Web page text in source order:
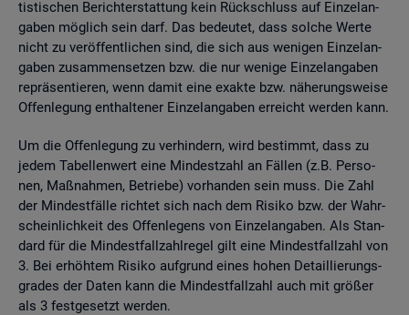
tis­ti­schen Be­richt­erstat­tung kein Rück­schluss auf Ein­zel­an­
ga­ben mög­lich sein darf. Das be­deu­tet, dass sol­che Werte
nicht zu ver­öf­fent­li­chen sind, die sich aus we­ni­gen Ein­zel­an­
ga­ben zu­sam­men­set­zen bzw. die nur we­ni­ge Ein­zel­an­ga­ben
re­prä­sen­tie­ren, wenn damit eine ex­ak­te bzw. nä­he­rungs­wei­se
Of­fen­le­gung ent­hal­te­ner Ein­zel­an­ga­ben er­reicht wer­den kann.
Um die Of­fen­le­gung zu ver­hin­dern, wird be­stimmt, dass zu
jedem Ta­bel­len­wert eine Min­dest­zahl an Fäl­len (z.B. Per­so­
nen, Maß­nah­men, Be­trie­be) vor­han­den sein muss. Die Zahl
der Min­dest­fäl­le rich­tet sich nach dem Ri­si­ko bzw. der Wahr­
schein­lich­keit des Of­fen­le­gens von Ein­zel­an­ga­ben. Als Stan­
dard für die Min­dest­fall­zahl­re­gel gilt eine Min­dest­fall­zahl von
3. Bei er­höh­tem Ri­si­ko auf­grund eines hohen De­tail­lie­rungs­
gra­des der Daten kann die Min­dest­fall­zahl auch mit grö­ßer
als 3 fest­ge­setzt wer­den.